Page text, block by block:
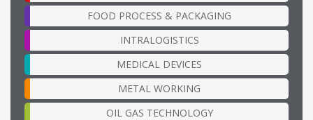
FOOD PROCESS & PACKAGING
INTRALOGISTICS
MEDICAL DEVICES
METAL WORKING
OIL GAS TECHNOLOGY